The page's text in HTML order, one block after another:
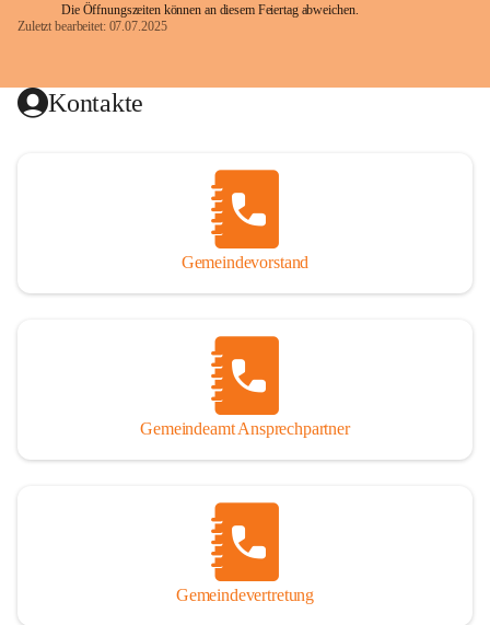
Die Öffnungszeiten können an diesem Feiertag abweichen.
Zuletzt bearbeitet: 07.07.2025
Kontakte
Gemeindevorstand
Gemeindeamt Ansprechpartner
Gemeindevertretung